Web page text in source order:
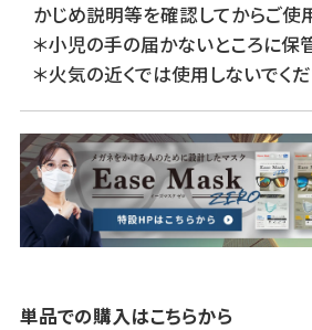
かじめ説明等を確認してからご使
＊小児の手の届かないところに保
＊火気の近くでは使用しないでくだ
単品での購入はこちらから